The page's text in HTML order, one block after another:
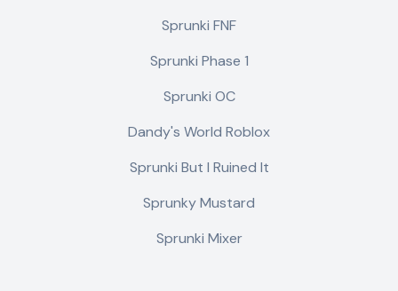
Sprunki FNF
Sprunki Phase 1
Sprunki OC
Dandy's World Roblox
Sprunki But I Ruined It
Sprunky Mustard
Sprunki Mixer